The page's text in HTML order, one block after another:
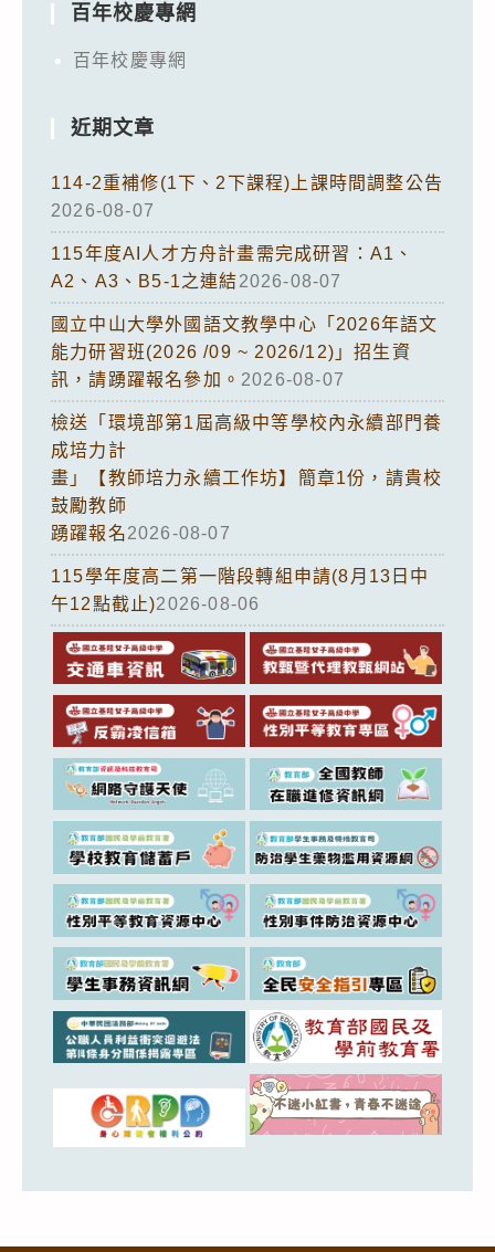
百年校慶專網
百年校慶專網
近期文章
114-2重補修(1下、2下課程)上課時間調整公告
2026-08-07
115年度AI人才方舟計畫需完成研習：A1、
A2、A3、B5-1之連結2026-08-07
國立中山大學外國語文教學中心「2026年語文
能力研習班(2026 /09 ~ 2026/12)」招生資
訊，請踴躍報名參加。 2026-08-07
檢送「環境部第1屆高級中等學校內永續部門養
成培力計
畫」【教師培力永續工作坊】簡章1份，請貴校
鼓勵教師
踴躍報名2026-08-07
115學年度高二第一階段轉組申請(8月13日中
午12點截止)2026-08-06